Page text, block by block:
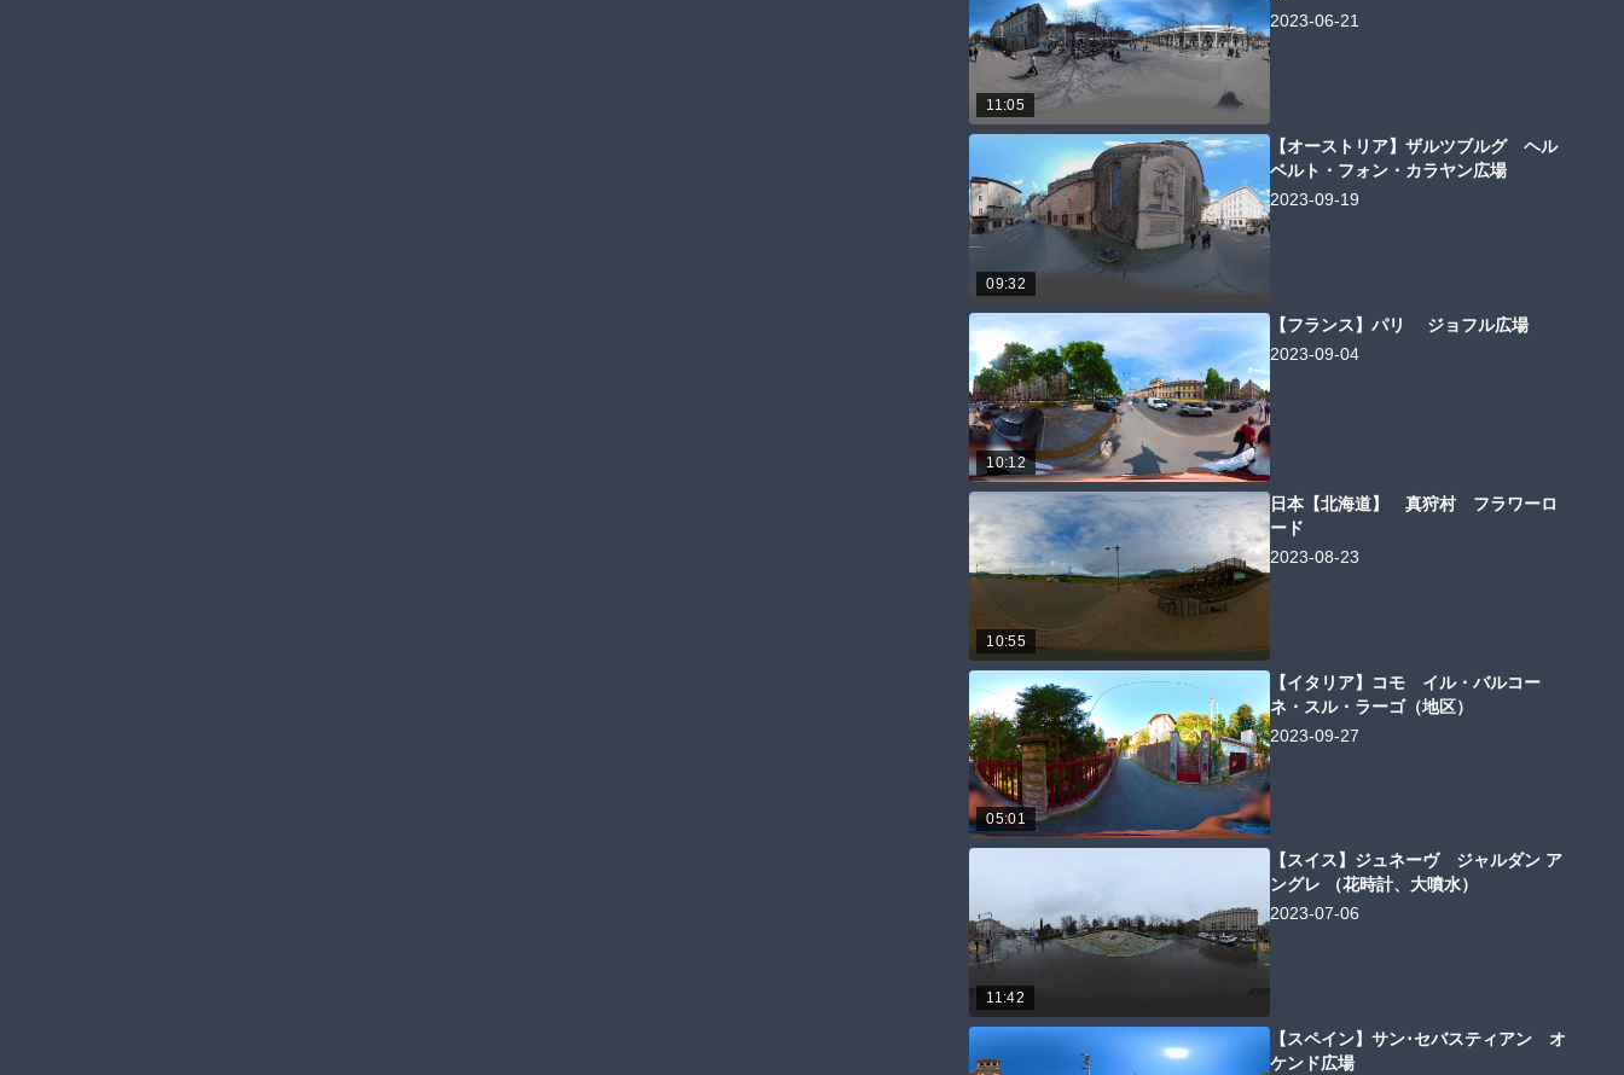
11:05
2023-06-21
09:32
【オーストリア】ザルツブルグ ヘル
ベルト・フォン・カラヤン広場
2023-09-19
10:12
【フランス】パリ ジョフル広場
2023-09-04
10:55
日本【北海道】 真狩村 フラワーロ
ード
2023-08-23
05:01
【イタリア】コモ イル・バルコー
ネ・スル・ラーゴ（地区）
2023-09-27
11:42
【スイス】ジュネーヴ ジャルダン ア
ングレ （花時計、大噴水）
2023-07-06
【スペイン】サン･セバスティアン オ
ケンド広場